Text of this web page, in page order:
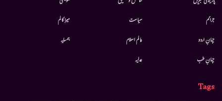
جرائم
جہانِ اردو
جہانِ طب
سیاست
عالم اسلام
عدلیہ
میرا کالم
ہمسایہ
Tags